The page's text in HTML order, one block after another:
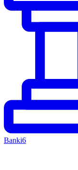
Banki6